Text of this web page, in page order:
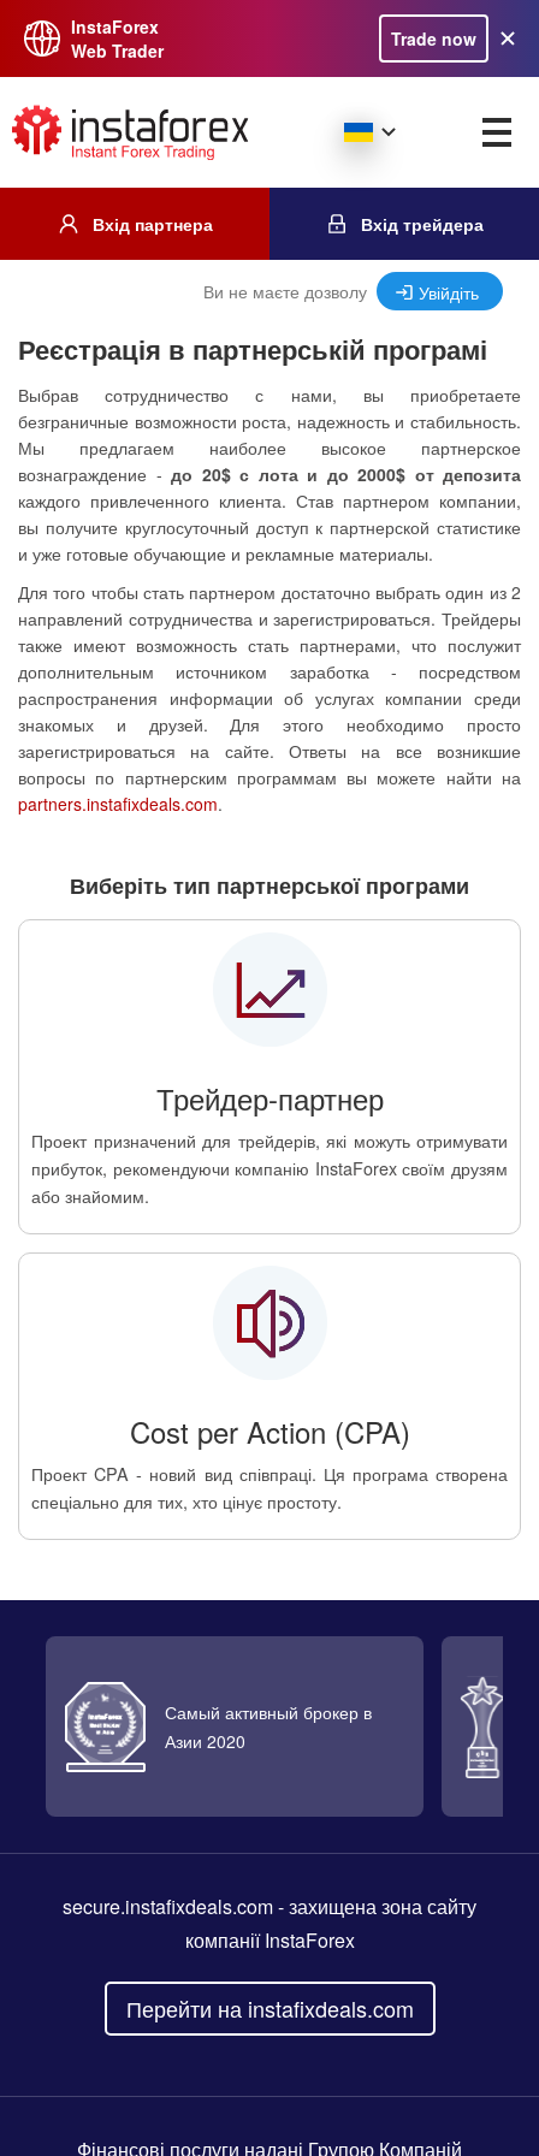
InstaForex
Web Trader
Trade now
Вхід партнера Вхід трейдера
Ви не маєте дозволу Увійдіть
Реєстрація в партнерській програмі
Выбрав сотрудничество с нами, вы приобретаете
безграничные возможности роста, надежность и стабильность.
Мы предлагаем наиболее высокое партнерское
вознаграждение - до 20$ с лота и до 2000$ от депозита
каждого привлеченного клиента. Став партнером компании,
вы получите круглосуточный доступ к партнерской статистике
и уже готовые обучающие и рекламные материалы.
Для того чтобы стать партнером достаточно выбрать один из 2
направлений сотрудничества и зарегистрироваться. Трейдеры
также имеют возможность стать партнерами, что послужит
дополнительным источником заработка - посредством
распространения информации об услугах компании среди
знакомых и друзей. Для этого необходимо просто
зарегистрироваться на сайте. Ответы на все возникшие
вопросы по партнерским программам вы можете найти на
partners.instafixdeals.com.
Виберіть тип партнерської програми
Трейдер-партнер
Проект призначений для трейдерів, які можуть отримувати
прибуток, рекомендуючи компанію InstaForex своїм друзям
або знайомим.
Cost per Action (CPA)
Проект CPA - новий вид співпраці. Ця програма створена
спеціально для тих, хто цінує простоту.
Самый активный брокер в
Азии 2020
secure.instafixdeals.com- захищена зона сайту
компанії InstaForex
Перейти на instafixdeals.com
Фінансові послуги надані Групою Компаній